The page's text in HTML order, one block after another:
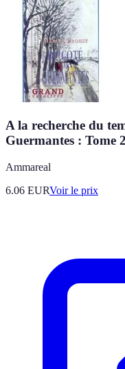
A la recherche du
Guermantes : Tome 2
Ammareal
6.06 EURVoir le prix